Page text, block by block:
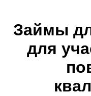
Займы
для